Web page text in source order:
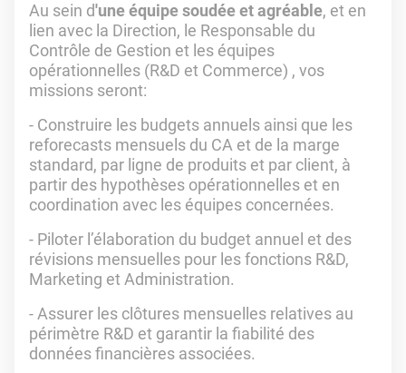
Au sein d'une équipe soudée et agréable, et en
lien avec la Direction, le Responsable du
Contrôle de Gestion et les équipes
opérationnelles (R&D et Commerce) , vos
missions seront:
- Construire les budgets annuels ainsi que les
reforecasts mensuels du CA et de la marge
standard, par ligne de produits et par client, à
partir des hypothèses opérationnelles et en
coordination avec les équipes concernées.
- Piloter l’élaboration du budget annuel et des
révisions mensuelles pour les fonctions R&D,
Marketing et Administration.
- Assurer les clôtures mensuelles relatives au
périmètre R&D et garantir la fiabilité des
données financières associées.